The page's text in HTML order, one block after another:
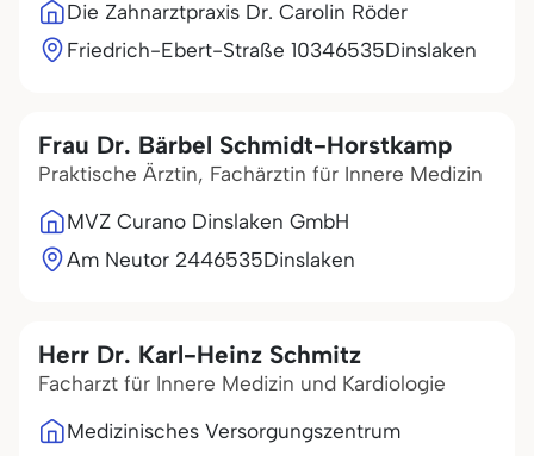
Die Zahnarztpraxis Dr. Carolin Röder
Friedrich-Ebert-Straße 10346535Dinslaken
Frau Dr. Bärbel Schmidt-Horstkamp
Praktische Ärztin, Fachärztin für Innere Medizin
MVZ Curano Dinslaken GmbH
Am Neutor 2446535Dinslaken
Herr Dr. Karl-Heinz Schmitz
Facharzt für Innere Medizin und Kardiologie
Medizinisches Versorgungszentrum